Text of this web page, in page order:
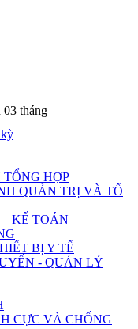
HỢP
QUẢN TRỊ VÀ TỔ
KẾ TOÁN
BỊ Y TẾ
- QUẢN LÝ
CỰC VÀ CHỐNG
03 tháng